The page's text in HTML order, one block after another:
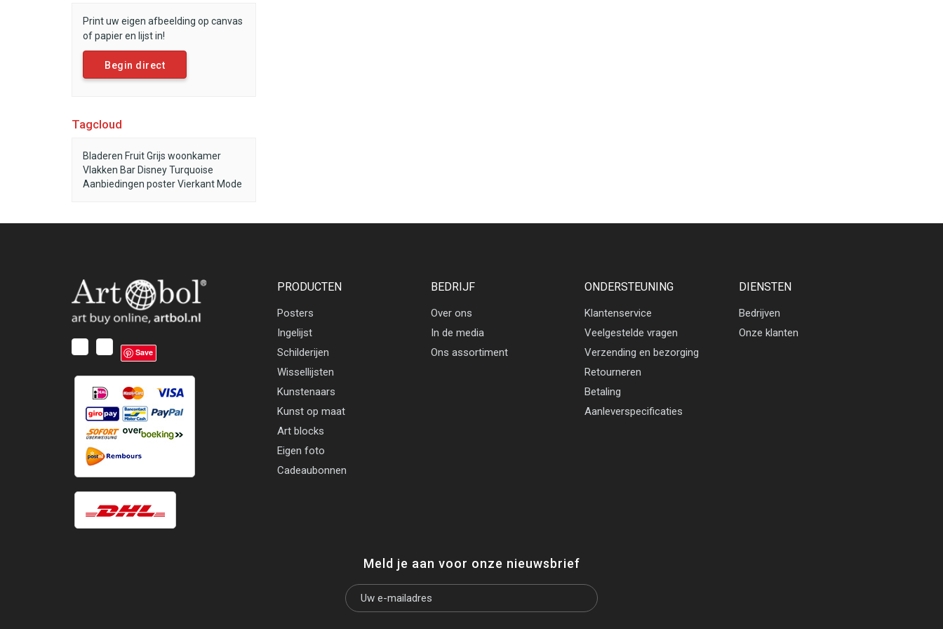
Print uw eigen afbeelding op canvas
of papier en lijst in!
Begin direct
Tagcloud
Bladeren FruitGrijs woonkamer
Vlakken Bar DisneyTurquoise
Aanbiedingen posterVierkant Mode
Save
PRODUCTEN
Posters
Ingelijst
Schilderijen
Wissellijsten
Kunstenaars
Kunst op maat
Art blocks
Eigen foto
Cadeaubonnen
BEDRIJF
Over ons
In de media
Ons assortiment
ONDERSTEUNING
Klantenservice
Veelgestelde vragen
Verzending en bezorging
Retourneren
Betaling
Aanleverspecificaties
DIENSTEN
Bedrijven
Onze klanten
Meld je aan voor onze nieuwsbrief